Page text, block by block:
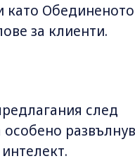
като
за клиенти.
след